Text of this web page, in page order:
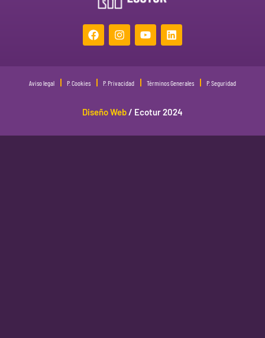
Aviso legal P. Cookies P. Privacidad Términos Generales P. Seguridad
Diseño Web/ Ecotur 2024